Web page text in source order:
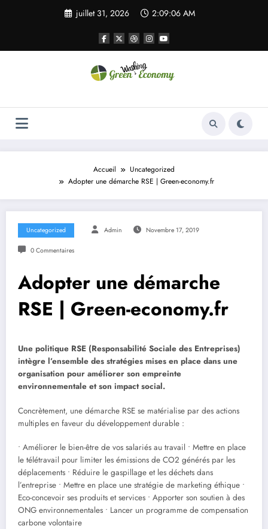
juillet 31, 2026 2:09:06 AM
Green Economy
Green Economy
Accueil
Uncategorized
Adopter une démarche RSE | Green-economy.fr
Uncategorized Admin Novembre 17, 2019
0 Commentaires
Adopter une démarche
RSE | Green-economy.fr
Une politique RSE (Responsabilité Sociale des Entreprises)
intègre l’ensemble des stratégies mises en place dans une
organisation pour améliorer son empreinte
environnementale et son impact social.
Concrètement, une démarche RSE se matérialise par des actions
multiples en faveur du développement durable :
• Améliorer le bien-être de vos salariés au travail • Mettre en place
le télétravail pour limiter les émissions de CO2 générés par les
déplacements • Réduire le gaspillage et les déchets dans
l’entreprise • Mettre en place une stratégie de marketing éthique •
Eco-concevoir ses produits et services • Apporter son soutien à des
ONG environnementales • Lancer un programme de compensation
carbone volontaire